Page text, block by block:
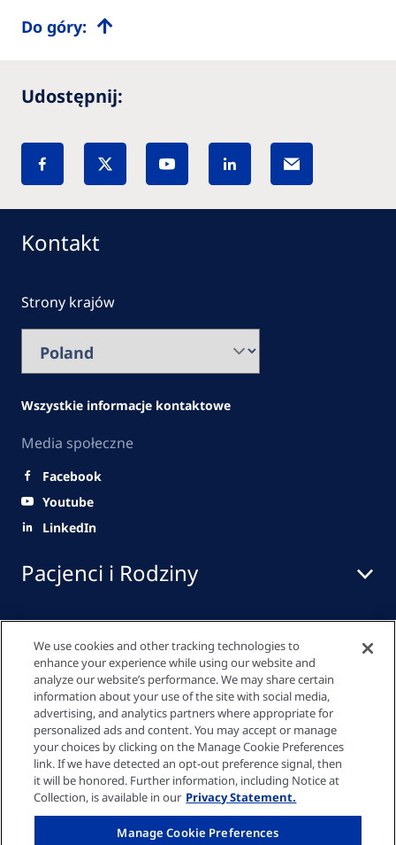
Do góry:
Udostępnij:
Pacjenci i Rodziny
Pracownicy służby zdrowia
Szybkie linki
Kontakt
Strony krajów
Wszystkie informacje kontaktowe
Media społeczne
Facebook
Youtube
LinkedIn
Polityka prywatności
Ustawienia plików cookie
We use cookies and other tracking technologies to
enhance your experience while using our website and
analyze our website’s performance. We may share certain
information about your use of the site with social media,
advertising, and analytics partners where appropriate for
personalized ads and content. You may accept or manage
your choices by clicking on the Manage Cookie Preferences
link. If we have detected an opt-out preference signal, then
it will be honored. Further information, including Notice at
Collection, is available in our Privacy Statement.
Manage Cookie Preferences